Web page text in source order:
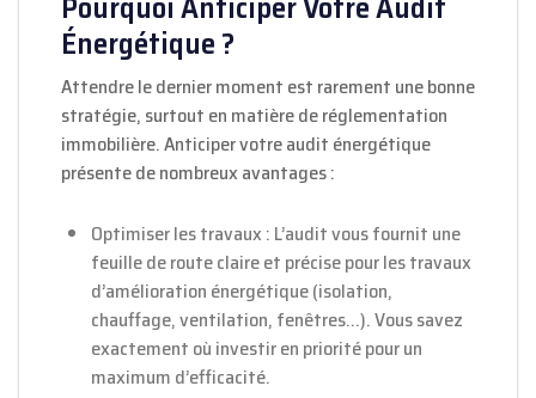
Énergétique ?
Attendre le dernier moment est rarement une bonne
stratégie, surtout en matière de réglementation
immobilière. Anticiper votre audit énergétique
présente de nombreux avantages :
Optimiser les travaux : L’audit vous fournit une
feuille de route claire et précise pour les travaux
d’amélioration énergétique (isolation,
chauffage, ventilation, fenêtres…). Vous savez
exactement où investir en priorité pour un
maximum d’efficacité.